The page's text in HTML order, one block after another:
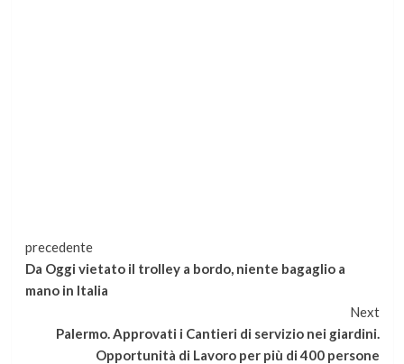
Continua
a
leggere
precedente
Da Oggi vietato il trolley a bordo, niente bagaglio a
mano in Italia
Next
Palermo. Approvati i Cantieri di servizio nei giardini.
Opportunità di Lavoro per più di 400 persone